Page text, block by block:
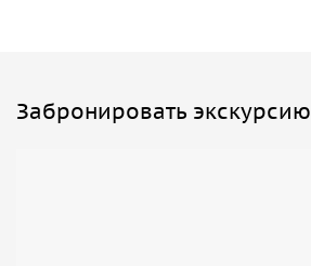
Забронировать экскурсию